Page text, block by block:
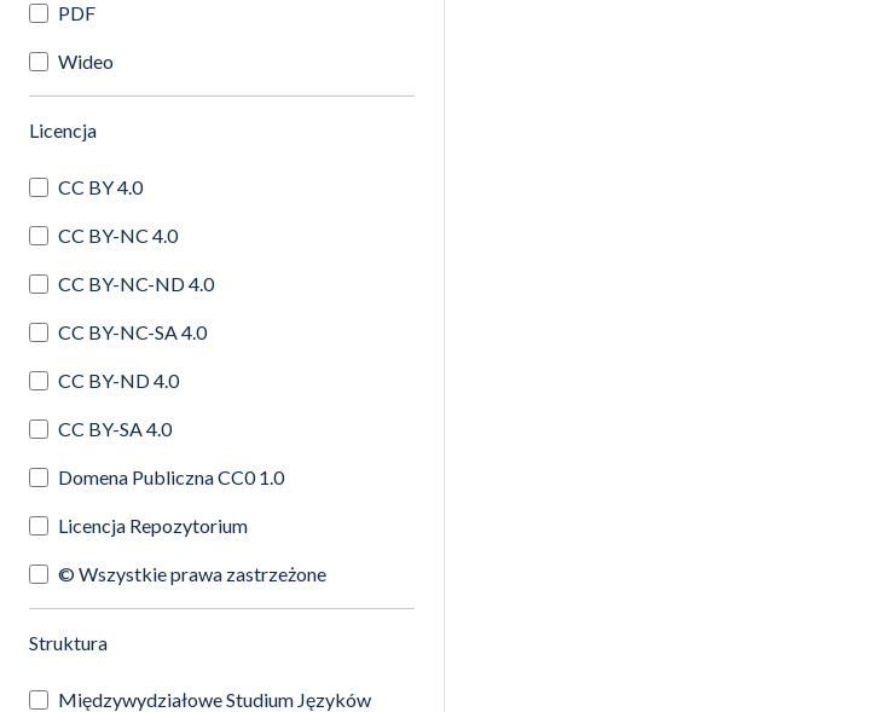
PDF
Wideo
Licencja(automatyczne przeładowanie treści)
CC BY 4.0
CC BY-NC 4.0
CC BY-NC-ND 4.0
CC BY-NC-SA 4.0
CC BY-ND 4.0
CC BY-SA 4.0
Domena Publiczna CC0 1.0
Licencja Repozytorium
© Wszystkie prawa zastrzeżone
Struktura(automatyczne przeładowanie treści)
Międzywydziałowe Studium Języków